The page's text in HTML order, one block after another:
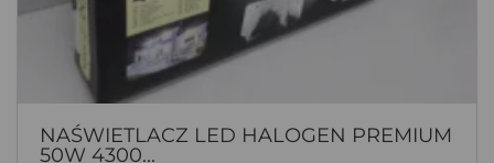
NAŚWIETLACZ LED HALOGEN PREMIUM
50W 4300...